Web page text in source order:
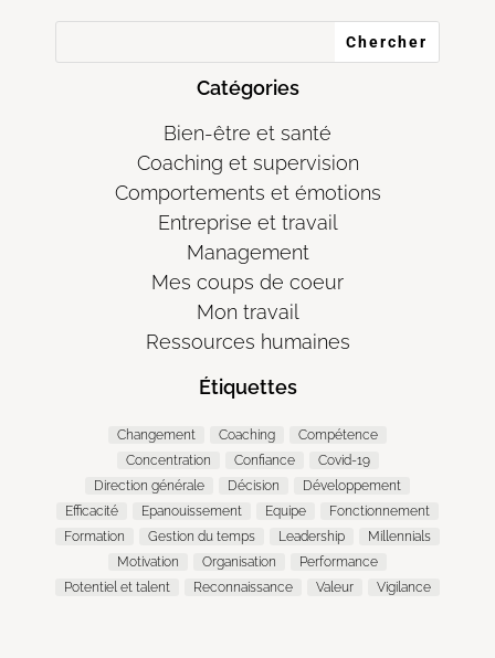
Catégories
Bien-être et santé
Coaching et supervision
Comportements et émotions
Entreprise et travail
Management
Mes coups de coeur
Mon travail
Ressources humaines
Étiquettes
Changement Coaching
Compétence
Concentration
Confiance
Covid-19
Direction générale
Décision
Développement
Efficacité
Epanouissement Equipe
Fonctionnement
Formation
Gestion du temps Leadership
Millennials
Motivation
Organisation
Performance
Potentiel et talent
Reconnaissance Valeur Vigilance